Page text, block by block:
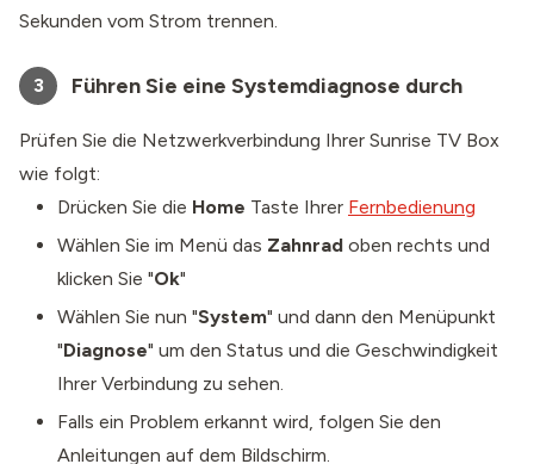
Sekunden vom Strom trennen.
3 Führen Sie eine Systemdiagnose durch
Prüfen Sie die Netzwerkverbindung Ihrer Sunrise TV Box
wie folgt:
Drücken Sie die Home Taste Ihrer Fernbedienung
Wählen Sie im Menü das Zahnrad oben rechts und
klicken Sie "Ok"
Wählen Sie nun "System" und dann den Menüpunkt
"Diagnose" um den Status und die Geschwindigkeit
Ihrer Verbindung zu sehen.
Falls ein Problem erkannt wird, folgen Sie den
Anleitungen auf dem Bildschirm.